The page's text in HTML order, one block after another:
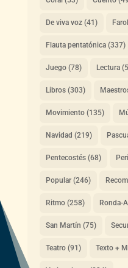
De viva voz(41) Farol
Flauta pentatónica(337)
Juego(78) Lectura
Libros(303)
Movimiento(135)
Navidad (219)
Pentecostés(68)
Popular(246)
Ritmo(258) Ronda-
San Martín (75)
Teatro(91) Texto +